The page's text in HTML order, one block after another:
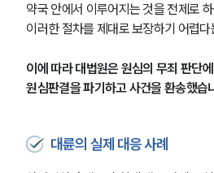
약국 안에서 이루어지는 것을 전제로
이러한 절차를 제대로 보장하기 어렵
이에 따라 대법원은 원심의 무죄 판단
원심판결을 파기하고 사건을 환송했습
대륜의 실제 대응 사례